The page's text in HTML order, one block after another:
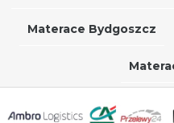
Materace Bydgoszcz